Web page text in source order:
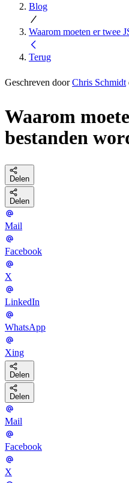
Blog
Waarom moeten er twee
Terug
Geschreven doorChris Schmidt
Waarom
bestanden
Delen
Delen
Mail
Facebook
X
LinkedIn
WhatsApp
Xing
Delen
Delen
Mail
Facebook
X